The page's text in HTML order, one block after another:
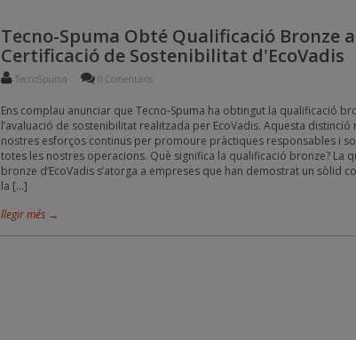
Tecno-Spuma Obté Qualificació Bronze
Certificació de Sostenibilitat d'EcoVadis
TecnoSpuma 0 Comentaris
Ens complau anunciar que Tecno-Spuma ha obtingut la qualificació
l’avaluació de sostenibilitat realitzada per EcoVadis. Aquesta distinció
nostres esforços continus per promoure pràctiques responsables i
totes les nostres operacions. Què significa la qualificació bronze? La
bronze d’EcoVadis s’atorga a empreses que han demostrat un sòlid
la […]
llegir més →